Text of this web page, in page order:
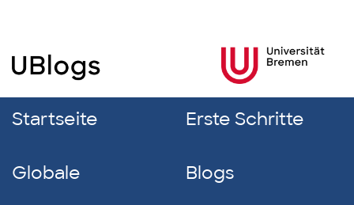
Startseite Erste Schritte
Globale
Blogs